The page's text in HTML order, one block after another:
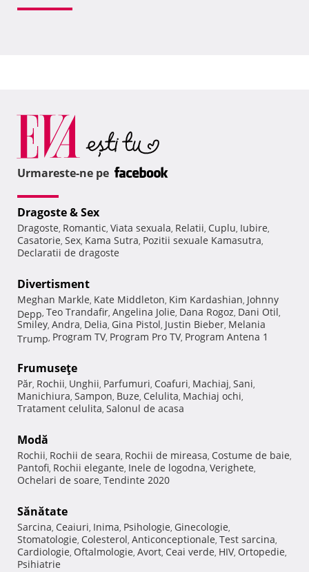
Urmareste-ne pe
Dragoste & Sex
Dragoste, Romantic, Viata sexuala, Relatii, Cuplu, Iubire,
Casatorie, Sex, Kama Sutra, Pozitii sexuale Kamasutra,
Declaratii de dragoste
Divertisment
Meghan Markle, Kate Middleton, Kim Kardashian, Johnny
Depp, Teo Trandafir, Angelina Jolie, Dana Rogoz, Dani Otil,
Smiley, Andra, Delia, Gina Pistol, Justin Bieber, Melania
Trump, Program TV, Program Pro TV, Program Antena 1
Frumuseţe
Păr, Rochii, Unghii, Parfumuri, Coafuri, Machiaj, Sani,
Manichiura, Sampon, Buze, Celulita, Machiaj ochi,
Tratament celulita, Salonul de acasa
Modă
Rochii, Rochii de seara, Rochii de mireasa, Costume de baie,
Pantofi, Rochii elegante, Inele de logodna, Verighete,
Ochelari de soare, Tendinte 2020
Sănătate
Sarcina, Ceaiuri, Inima, Psihologie, Ginecologie,
Stomatologie, Colesterol, Anticonceptionale, Test sarcina,
Cardiologie, Oftalmologie, Avort, Ceai verde, HIV, Ortopedie,
Psihiatrie